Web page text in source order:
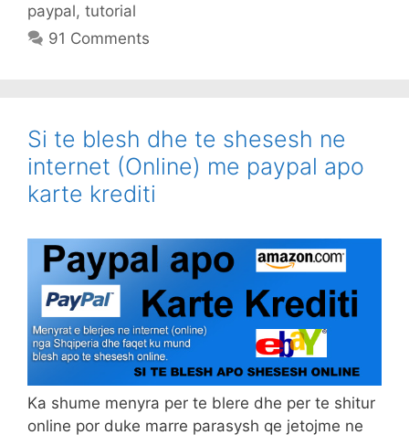
paypal, tutorial
91 Comments
Si te blesh dhe te shesesh ne
internet (Online) me paypal apo
karte krediti
Ka shume menyra per te blere dhe per te shitur
online por duke marre parasysh qe jetojme ne